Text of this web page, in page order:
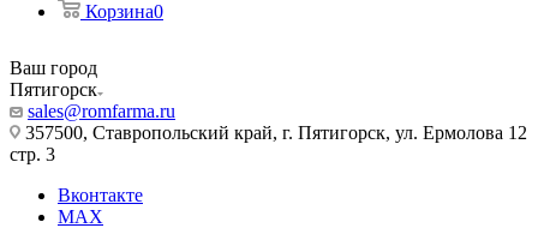
Корзина0
Ваш город
Пятигорск
sales@romfarma.ru
357500, Ставропольский край, г. Пятигорск, ул. Ермолова 12
стр. 3
Вконтакте
MAX